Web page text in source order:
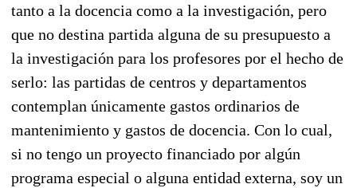
tanto a la docencia como a la investigación, pero
que no destina partida alguna de su presupuesto a
la investigación para los profesores por el hecho de
serlo: las partidas de centros y departamentos
contemplan únicamente gastos ordinarios de
mantenimiento y gastos de docencia. Con lo cual,
si no tengo un proyecto financiado por algún
programa especial o alguna entidad externa, soy un